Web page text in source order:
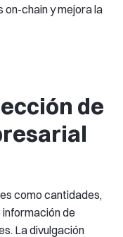
on-chain y mejora la
de
como cantidades,
de
La divulgación